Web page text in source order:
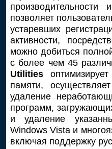
позволяет
устаревших
активности,
можно добиться
с более чем 45
Utilities
памяти,
удаление
программ,
и удаление
Windows Vista и
включая поддержку